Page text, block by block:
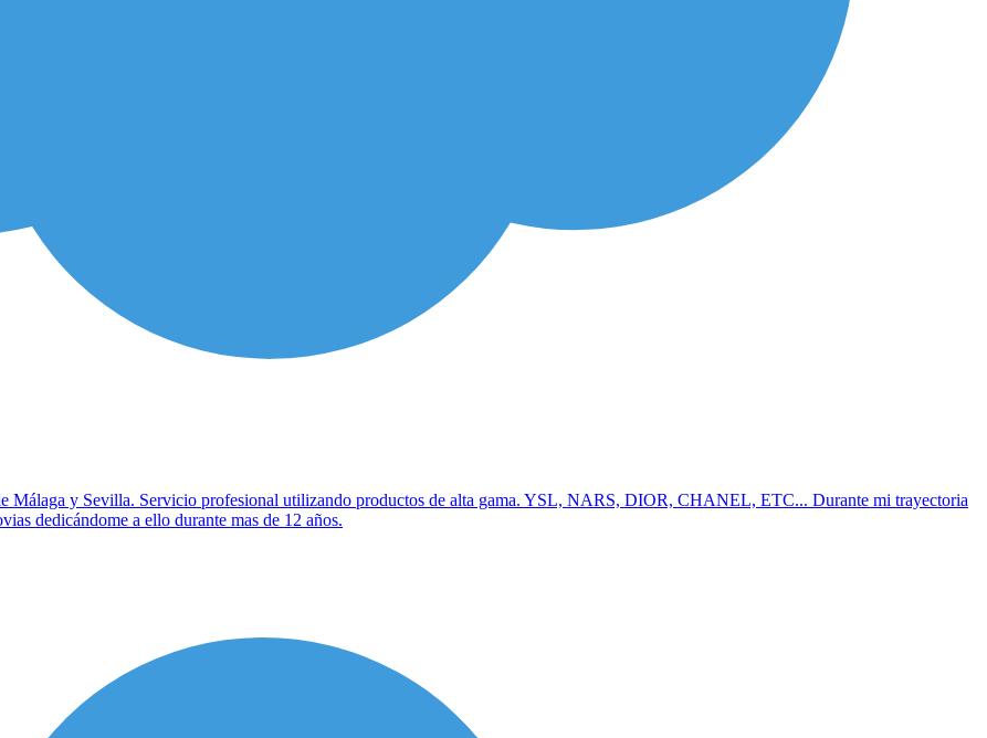
Málaga y Sevilla. Servicio profesional utilizando productos de alta gama. YSL, NARS, DIOR, CHANEL, ETC... Durante mi trayectoria
dedicándome a ello durante mas de 12 años.